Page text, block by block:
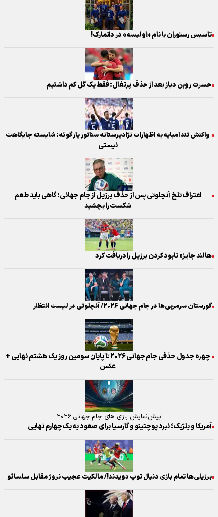
تاسیس رستوران با نام «اولیسه» در دانمارک!
حسرت روبن دیاز بعد از حذف پرتغال: فقط یک گل کم داشتیم
واکنش تند امباپه به اظهارات نژادپرستانه سناتور پاراگوئه: شایسته جایگاهت
نیستی
اعتراف تلخ آنچلوتی پس از حذف برزیل از جام جهانی: گاهی باید طعم
شکست را بچشید
هالند جایزه نابود کردن برزیل را دریافت کرد
گورستان سرمربی‌ها در جام جهانی ۲۰۲۶/ آنچلوتی در لیست انتظار
چهره جدول حذفی جام جهانی ۲۰۲۶ تا پایان سومین روز یک‌ هشتم نهایی +
عکس
پیش‌نمایش بازی های جام جهانی ۲۰۲۶
آمریکا و بلژیک؛ نبرد پوچتینو و گارسیا برای صعود به یک‌چهارم نهایی
برزیلی‌ها تمام بازی دنبال توپ دویدند!/ مالکیت عجیب نروژ مقابل سلسائو